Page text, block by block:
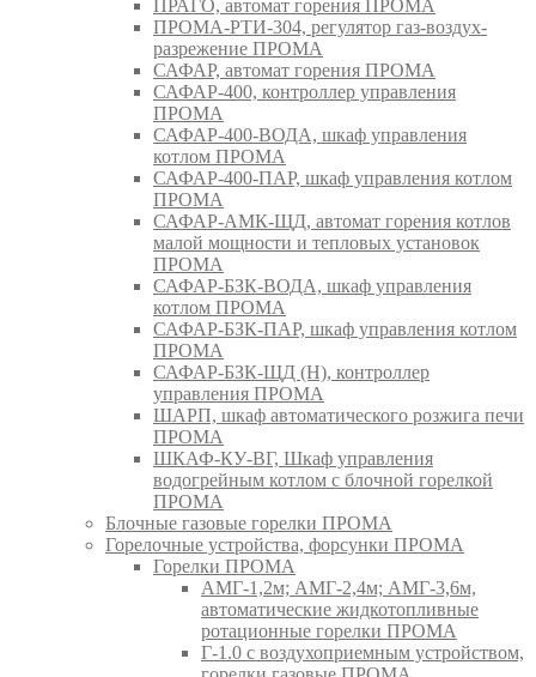
ПРАГО, автомат горения ПРОМА
ПРОМА-РТИ-304, регулятор газ-воздух-
разрежение ПРОМА
САФАР, автомат горения ПРОМА
САФАР-400, контроллер управления
ПРОМА
САФАР-400-ВОДА, шкаф управления
котлом ПРОМА
САФАР-400-ПАР, шкаф управления котлом
ПРОМА
САФАР-АМК-ЩД, автомат горения котлов
малой мощности и тепловых установок
ПРОМА
САФАР-БЗК-ВОДА, шкаф управления
котлом ПРОМА
САФАР-БЗК-ПАР, шкаф управления котлом
ПРОМА
САФАР-БЗК-ЩД (Н), контроллер
управления ПРОМА
ШАРП, шкаф автоматического розжига печи
ПРОМА
ШКАФ-КУ-ВГ, Шкаф управления
водогрейным котлом с блочной горелкой
ПРОМА
Блочные газовые горелки ПРОМА
Горелочные устройства, форсунки ПРОМА
Горелки ПРОМА
АМГ-1,2м; АМГ-2,4м; АМГ-3,6м,
автоматические жидкотопливные
ротационные горелки ПРОМА
Г-1.0 с воздухоприемным устройством,